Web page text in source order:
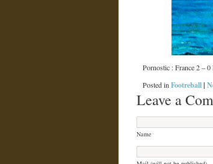
Pornostic : France 2 – 0
Posted inFootreball|
Leave a
Name